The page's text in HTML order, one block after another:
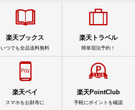
楽天ブックス
いつでも全品送料無料
楽天トラベル
簡単宿泊予約！
楽天ペイ
スマホをお財布に
楽天PointClub
手軽にポイントを確認